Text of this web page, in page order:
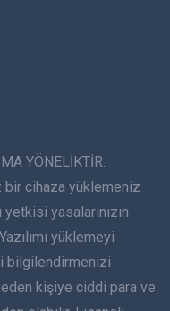
YÖNELİKTİR.
bir cihaza yüklemeniz
yasalarınızın
yüklemeyi
bilgilendirmenizi
kişiye ciddi para ve